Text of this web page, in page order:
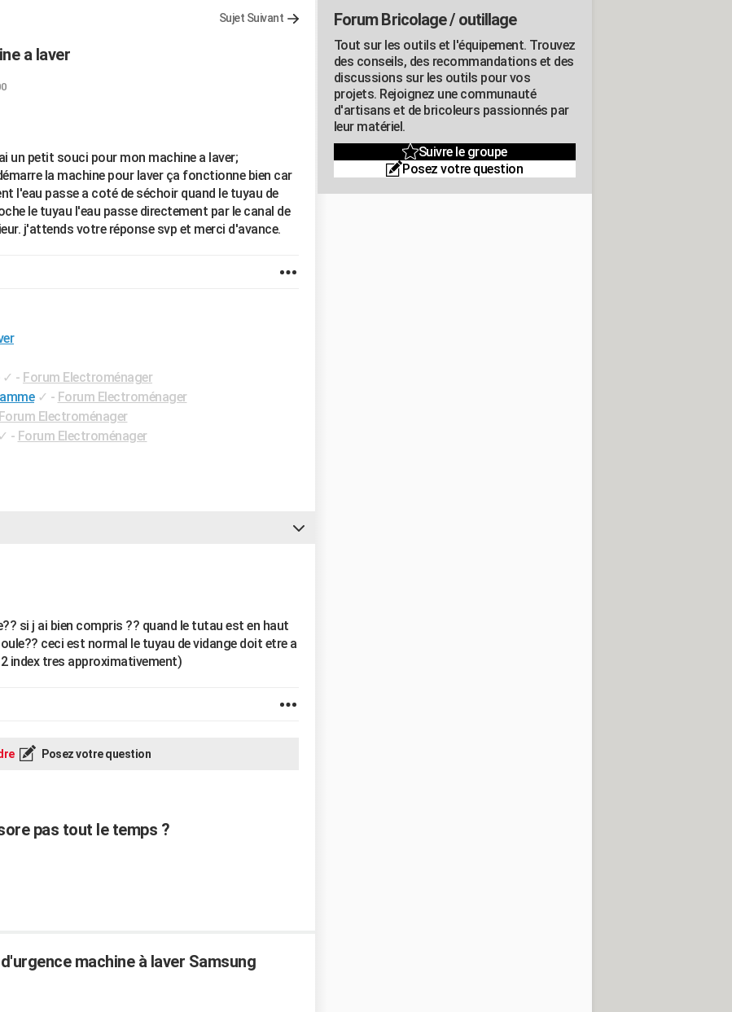
Sujet Suivant
a laver
un petit souci pour mon machine a laver;
la machine pour laver ça fonctionne bien car
l'eau passe a coté de séchoir quand le tuyau de
le tuyau l'eau passe directement par le canal de
j'attends votre réponse svp et merci d'avance.
✓ - Forum Electroménager
✓ - Forum Electroménager
Forum Electroménager
✓ - Forum Electroménager
si j ai bien compris ?? quand le tutau est en haut
ceci est normal le tuyau de vidange doit etre a
index tres approximativement)
Posez votre question
pas tout le temps ?
machine à laver Samsung
Forum Bricolage / outillage
Tout sur les outils et l'équipement. Trouvez
des conseils, des recommandations et des
discussions sur les outils pour vos
projets. Rejoignez une communauté
d'artisans et de bricoleurs passionnés par
leur matériel.
Suivre le groupe
Posez votre question